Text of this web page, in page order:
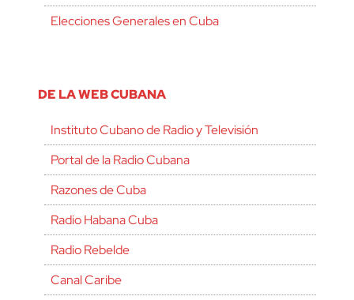
Elecciones Generales en Cuba
DE LA WEB CUBANA
Instituto Cubano de Radio y Televisión
Portal de la Radio Cubana
Razones de Cuba
Radio Habana Cuba
Radio Rebelde
Canal Caribe